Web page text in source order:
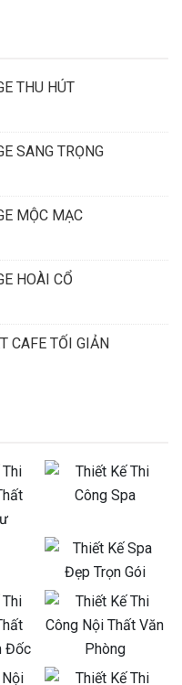
THU HÚT
SANG TRỌNG
MỘC MẠC
HOÀI CỔ
CAFE TỐI GIẢN